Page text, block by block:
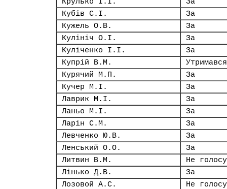
Кубів С.І.
За
Кужель О.В.
За
Кулініч О.І.
За
Куліченко І.І.
За
Купрій В.М.
Утримався
Курячий М.П.
За
Кучер М.І.
За
Лаврик М.І.
За
Ланьо М.І.
За
Ларін С.М.
За
Левченко Ю.В.
За
Ленський О.О.
За
Литвин В.М.
Не
Лінько Д.В.
За
Лозовой А.С.
Не